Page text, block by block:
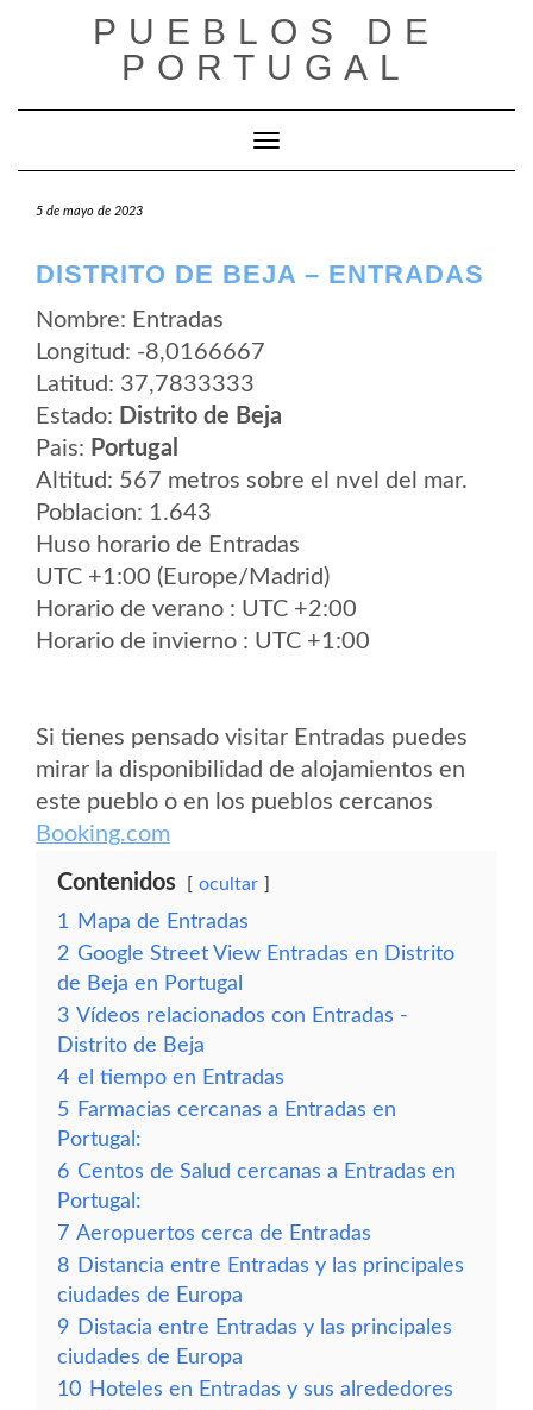
PUEBLOS DE
PORTUGAL
Cambiar modo de navegación
5 de mayo de 2023
DISTRITO DE BEJA – ENTRADAS
Nombre: Entradas
Longitud: -8,0166667
Latitud: 37,7833333
Estado: Distrito de Beja
Pais: Portugal
Altitud: 567 metros sobre el nvel del mar.
Poblacion: 1.643
Huso horario de Entradas
UTC +1:00 (Europe/Madrid)
Horario de verano : UTC +2:00
Horario de invierno : UTC +1:00
Si tienes pensado visitar Entradas puedes
mirar la disponibilidad de alojamientos en
este pueblo o en los pueblos cercanos
Booking.com
Contenidos ocultar
1
Mapa de Entradas
2 Google Street View Entradas en Distrito
de Beja en Portugal
3 Vídeos relacionados con Entradas -
Distrito de Beja
4 el tiempo en Entradas
5 Farmacias cercanas a Entradas en
Portugal:
6 Centos de Salud cercanas a Entradas en
Portugal:
7 Aeropuertos cerca de Entradas
8 Distancia entre Entradas y las principales
ciudades de Europa
9 Distacia entre Entradas y las principales
ciudades de Europa
10 Hoteles en Entradas y sus alrededores